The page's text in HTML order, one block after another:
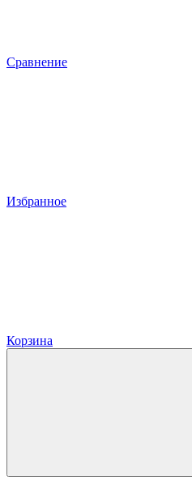
Сравнение
Избранное
Корзина